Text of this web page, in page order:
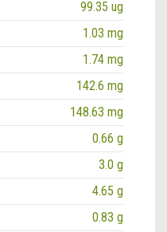
99.35 ug
1.03 mg
1.74 mg
142.6 mg
148.63 mg
0.66 g
3.0 g
4.65 g
0.83 g